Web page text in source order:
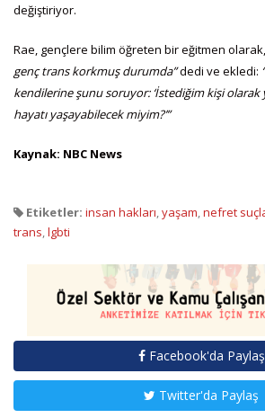
değiştiriyor.
Rae, gençlere bilim öğreten bir eğitmen olarak,
genç trans korkmuş durumda”dedi ve ekledi:
kendilerine şunu soruyor: ‘İstediğim kişi
hayatı yaşayabilecek miyim?’”
Kaynak: NBC News
Etiketler: insan hakları,yaşam,nefret
trans,lgbti
Facebook'da Paylaş
Twitter'da Paylaş